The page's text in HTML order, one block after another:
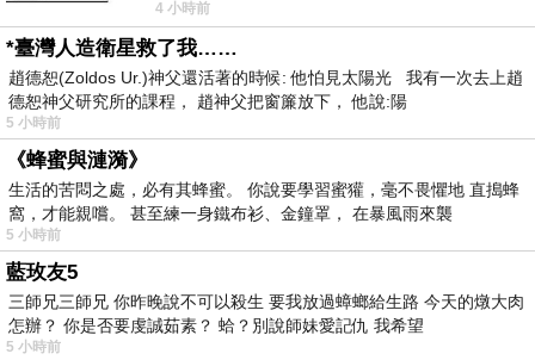
者 只能白白陪葬
4 小時前
*臺灣人造衛星救了我……
趙德恕(Zoldos Ur.)神父還活著的時候: 他怕見太陽光 我有一次去上趙
德恕神父研究所的課程， 趙神父把窗簾放下， 他說:陽
5 小時前
《蜂蜜與漣漪》
生活的苦悶之處，必有其蜂蜜。 你說要學習蜜獾，毫不畏懼地 直搗蜂
窩，才能親嚐。 甚至練一身鐵布衫、金鐘罩， 在暴風雨來襲
5 小時前
藍玫友5
三師兄三師兄 你昨晚說不可以殺生 要我放過蟑螂給生路 今天的燉大肉
怎辦？ 你是否要虔誠茹素？ 蛤？別說師妹愛記仇 我希望
5 小時前